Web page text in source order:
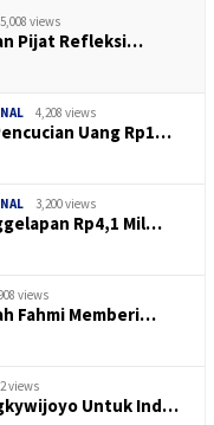
5,008 views
Pijat Refleksi…
4,208 views
Uang Rp1…
3,200 views
Rp4,1 Mil…
views
Fahmi Memberi…
views
Untuk Ind…